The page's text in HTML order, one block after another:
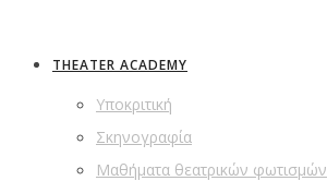
THEATER ACADEMY
Υποκριτική
Σκηνογραφία
Μαθήματα θεατρικών φωτισμών